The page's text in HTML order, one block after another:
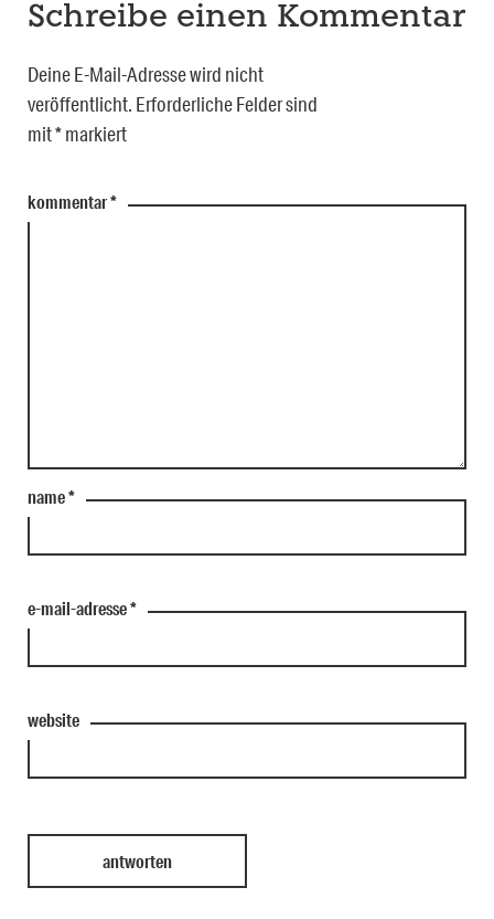
Schreibe einen Kommentar
Deine E-Mail-Adresse wird nicht
veröffentlicht. Erforderliche Felder sind
mit*markiert
kommentar*
name*
e-mail-adresse*
website